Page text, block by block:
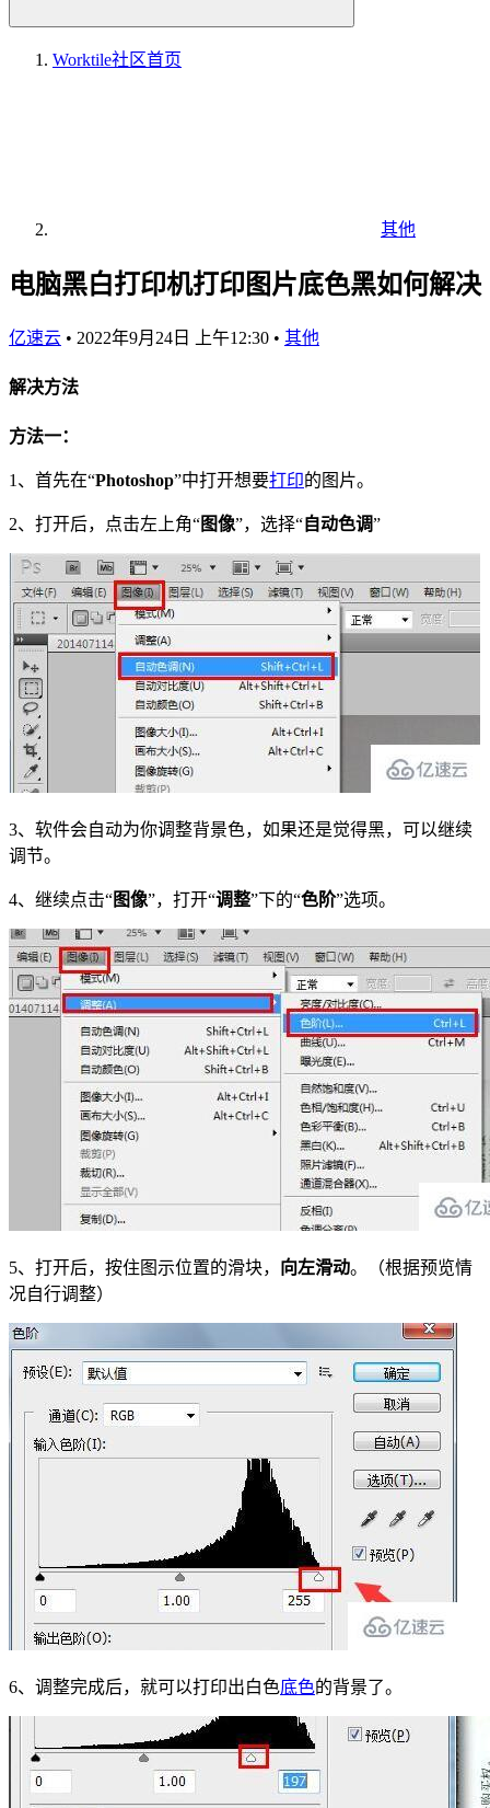
Worktile社区首页
其他
电脑黑白打印机打印图片底色黑如何解决
亿速云 • 2022年9月24日 上午12:30 • 其他
解决方法
方法一：
1、首先在“Photoshop”中打开想要打印的图片。
2、打开后，点击左上角“图像”，选择“自动色调”
3、软件会自动为你调整背景色，如果还是觉得黑，可以继续
调节。
4、继续点击“图像”，打开“调整”下的“色阶”选项。
5、打开后，按住图示位置的滑块， 向左滑动。（根据预览情
况自行调整）
6、调整完成后，就可以打印出白色底色的背景了。